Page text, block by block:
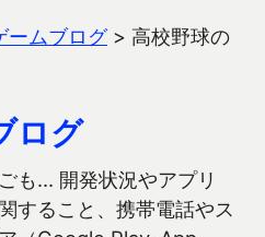
ームブログ> 高校野球の
ログ
も… 開発状況やアプリ
すること、携帯電話やス